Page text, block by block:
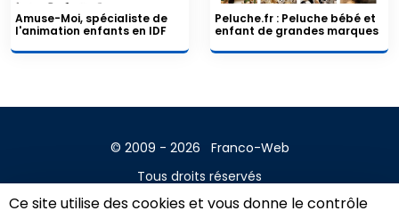
Ce site utilise des cookies et vous donne le contrôle
Amuse-Moi, spécialiste de
l'animation enfants en IDF
Peluche.fr : Peluche bébé et
enfant de grandes marques
© 2009 - 2026
Franco-Web
Tous droits réservés
Contact